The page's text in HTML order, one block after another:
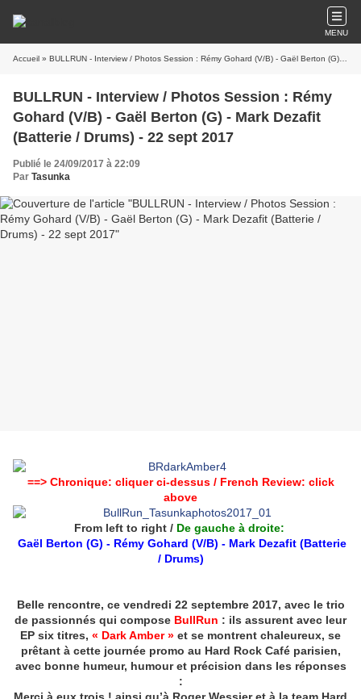
MENU
Accueil » BULLRUN - Interview / Photos Session : Rémy Gohard (V/B) - Gaël Berton (G) - Mark Dezafit (Batterie / Drums) - 22 sept 2017
BULLRUN - Interview / Photos Session : Rémy
Gohard (V/B) - Gaël Berton (G) - Mark Dezafit
(Batterie / Drums) - 22 sept 2017
Publié le 24/09/2017 à 22:09
Par Tasunka
==> Chronique: cliquer ci-dessus / French Review: click
above
From left to right /De gauche à droite:
Gaël Berton (G) - Rémy Gohard (V/B) - Mark Dezafit (Batterie
/ Drums)
Belle rencontre, ce vendredi 22 septembre 2017, avec le trio
de passionnés qui compose BullRun : ils assurent avec leur
EP six titres, « Dark Amber » et se montrent chaleureux, se
prêtant à cette journée promo au Hard Rock Café parisien,
avec bonne humeur, humour et précision dans les réponses
: